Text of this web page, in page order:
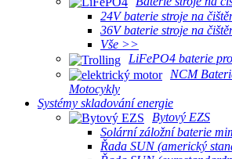
24V baterie stroje na
36V baterie stroje na
Vše >>
LiFePO4 baterie
NCM
Motocykly
Systémy skladování energie
Bytový EZS
Solární záložní baterie
Řada SUN (americký